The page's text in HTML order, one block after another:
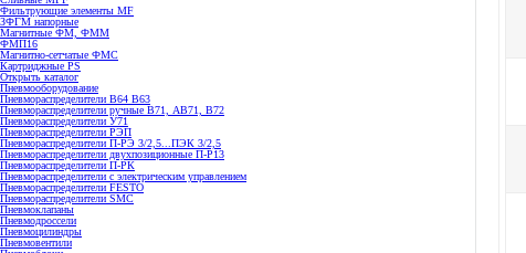
Фильтрующие элементы MF
ЗФГМ напорные
Магнитные ФМ, ФММ
ФМП16
Магнитно-сетчатые ФМС
Картриджные PS
Открыть каталог
Пневмооборудование
Пневмораспределители В64 В63
Пневмораспределители ручные В71, АВ71, В72
Пневмораспределители У71
Пневмораспределители РЭП
Пневмораспределители П-РЭ 3/2,5...ПЭК 3/2,5
Пневмораспределители двухпозиционные П-Р13
Пневмораспределители П-РК
Пневмораспределители с электрическим управлением
Пневмораспределители FESTO
Пневмораспределители SMC
Пневмоклапаны
Пневмодроссели
Пневмоцилиндры
Пневмовентили